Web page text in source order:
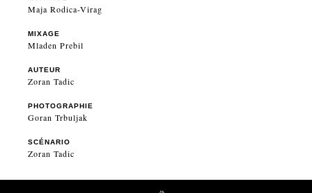
Maja Rodica-Virag
MIXAGE
Mladen Prebil
AUTEUR
Zoran Tadic
PHOTOGRAPHIE
Goran Trbuljak
SCÉNARIO
Zoran Tadic